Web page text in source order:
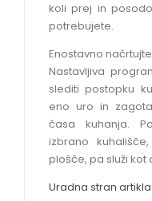
koli prej in
potrebujete.
Enostavno
Nastavljiva
slediti postopku
eno uro in
časa kuhanja.
izbrano
plošče, pa služi kot
Uradna stran artikla